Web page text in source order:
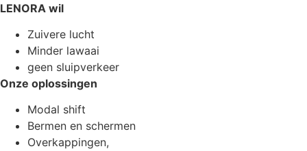
LENORA wil
Zuivere lucht
Minder lawaai
geen sluipverkeer
Onze oplossingen
Modal shift
Bermen en schermen
Overkappingen,